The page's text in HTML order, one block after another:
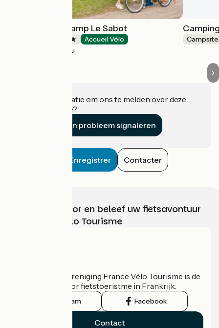
Camping Onlycamp Le Sabot
Accueil Vélo
Azay-le-Rideau
Heeft u informatie om ons te melden over deze
accommodatie?
Een probleem signaleren
Enregistrer Contacter
Kies, bereid voor en beleef uw fietsavontuur
met France Vélo Tourisme
De nationale vereniging France Vélo Tourisme is de
officiële gids voor fietstoeristme in Frankrijk.
Instagram Facebook
Contact